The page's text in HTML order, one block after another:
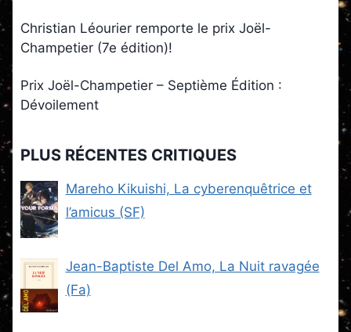
Christian Léourier remporte le prix Joël-
Champetier (7e édition)!
Prix Joël-Champetier – Septième Édition :
Dévoilement
PLUS RÉCENTES CRITIQUES
Mareho Kikuishi, La cyberenquêtrice et
l’amicus (SF)
Jean-Baptiste Del Amo, La Nuit ravagée
(Fa)